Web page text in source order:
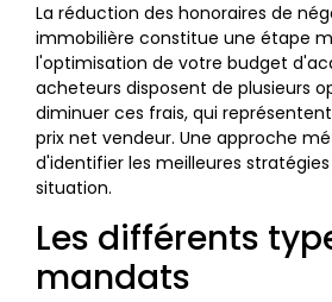
La réduction des honoraires de
immobilière constitue une étape
l'optimisation de votre budget
acheteurs disposent de plusieurs
diminuer ces frais, qui représentent
prix net vendeur. Une approche
d'identifier les meilleures
situation.
Les différents
mandats